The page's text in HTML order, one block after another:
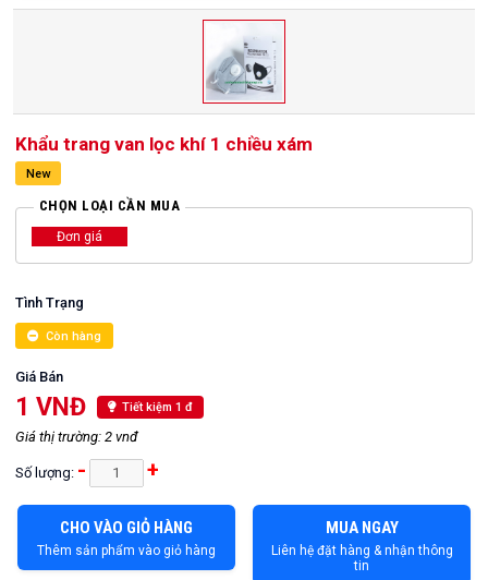
Khẩu trang van lọc khí 1 chiều xám
New
CHỌN LOẠI CẦN MUA
Đơn giá
Tình Trạng
Còn hàng
Giá Bán
1 VNĐ Tiết kiệm 1 đ
Giá thị trường: 2 vnđ
Số lượng: - +
CHO VÀO GIỎ HÀNG
Thêm sản phẩm vào giỏ hàng
MUA NGAY
Liên hệ đặt hàng & nhận thông
tin